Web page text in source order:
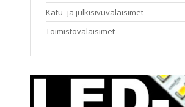
Katu- ja julkisivuvalaisimet
Toimistovalaisimet